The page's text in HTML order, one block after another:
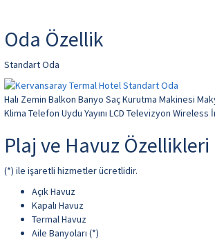
Oda Özellik
Standart Oda
Halı Zemin Balkon Banyo Saç Kurutma Makinesi
Klima Telefon Uydu Yayını LCD Televizyon
Plaj ve Havuz Özellikleri
(*) ile işaretli hizmetler ücretlidir.
Açık Havuz
Kapalı Havuz
Termal Havuz
Aile Banyoları (*)